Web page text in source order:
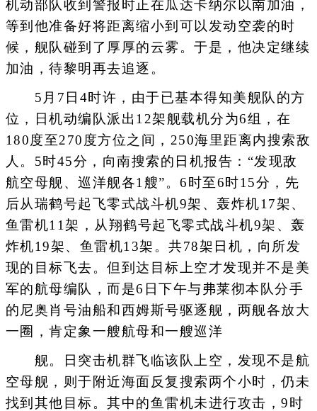
机动部队收到警报时正在瓜达卡纳尔以南加油，
等到他准备好将距离缩小到可以发动空袭的时
候，舰队碰到了厚厚的云雾。于是，他决定继续
加油，待黎明再去追逐。
5月7日4时许，由于已基本得知美舰队的方
位，日机动编队派出12架舰载机分为6组，在
180度至270度方位之间，250海里距离内搜索敌
人。5时45分，向南搜索的日机报告：“发现敌
航空母舰、巡洋舰各1艘”。6时至6时15分，先
后从瑞鹤号起飞零式战斗机9架、轰炸机17架、
鱼雷机11架，从翔鹤号起飞零式战斗机9架、轰
炸机19架、鱼雷机13架。共78架日机，向所发
现的目标飞去。但到达目标上空才发现并不是美
军的航母编队，而是6日下午与弗莱彻本队分手
的尼奥肖号油船和西姆斯号驱逐舰，两舰各放大
一圈，肯定象一艘航母和一艘巡洋
舰。日突击机群飞临该队上空，发现不是航
空母舰，则于附近海面反复搜索两个小时，仍未
找到其他目标。其中的鱼雷机未进行攻击，9时